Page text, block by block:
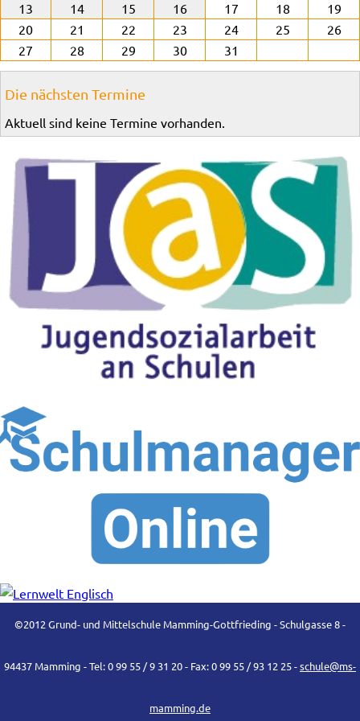
13
14 15 16 17 18
19
20
21 22 23 24 25
26
27
28 29 30 31
Die nächsten Termine
Aktuell sind keine Termine vorhanden.
©2012 Grund- und Mittelschule Mamming-Gottfrieding - Schulgasse 8 -
94437 Mamming - Tel: 0 99 55 / 9 31 20 - Fax: 0 99 55 / 93 12 25 -schule@ms-
mamming.de